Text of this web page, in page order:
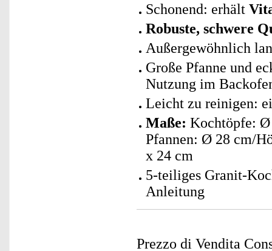
Schonend: erhält
Robuste, schwere
Außergewöhnlich
Große Pfanne und
Nutzung im
Leicht zu reinigen:
Maße: Kochtöpfe: Ø
Pfannen: Ø 28 cm/
x 24 cm
5-teiliges Granit-
Anleitung
Prezzo di Vendita